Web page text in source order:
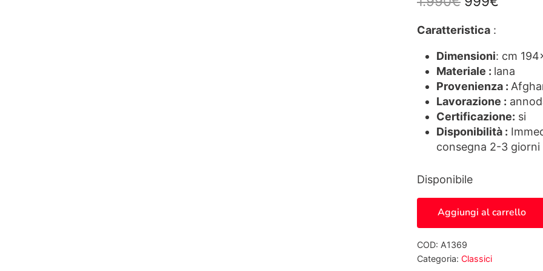
Caratteristica :
Dimensioni: cm
Materiale : lana
Provenienza :
Lavorazione :
Certificazione: si
Disponibilità :
consegna 2-3 giorni
Disponibile
Tappeto Kazak - A1369
Aggiungi al carrello
COD: A1369
Categoria: Classici